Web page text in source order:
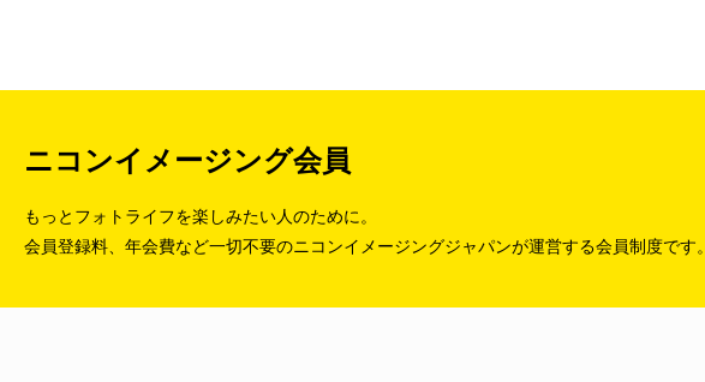
ニコンイメージング会員
もっとフォトライフを楽しみたい人のために。
会員登録料、年会費など一切不要のニコンイメージングジャパンが運営する会員制度です。